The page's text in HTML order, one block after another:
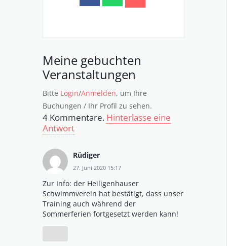
Meine gebuchten
Veranstaltungen
Bitte Login/Anmelden, um Ihre
Buchungen / Ihr Profil zu sehen.
4 Kommentare. Hinterlasse eine
Antwort
Rüdiger
27. Juni 2020 15:17
Zur Info: der Heiligenhauser
Schwimmverein hat bestätigt, dass unser
Training auch während der
Sommerferien fortgesetzt werden kann!